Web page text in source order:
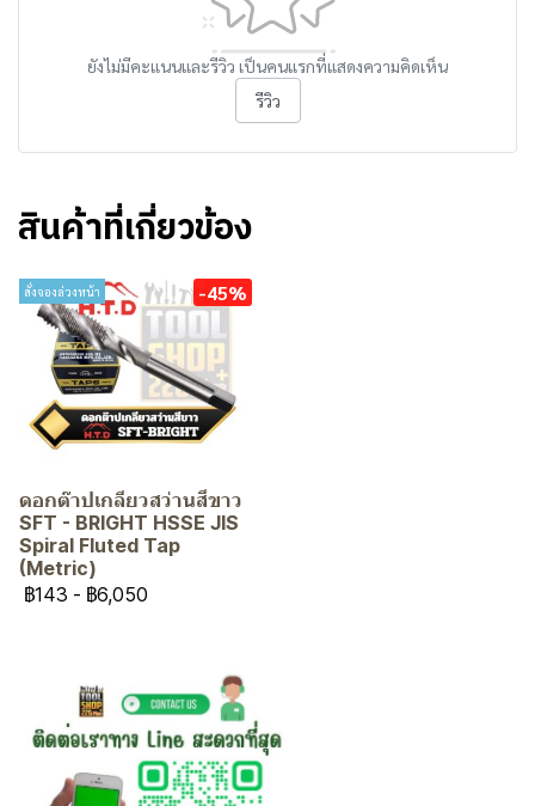
ยังไม่มีคะแนนและรีวิว เป็นคนแรกที่แสดงความคิดเห็น
รีวิว
สินค้าที่เกี่ยวข้อง
สั่งจองล่วงหน้า -45%
ดอกต๊าปเกลียวสว่านสีขาว
SFT - BRIGHT HSSE JIS
Spiral Fluted Tap
(Metric)
฿143 - ฿6,050